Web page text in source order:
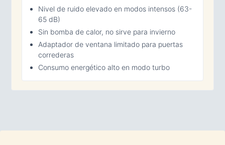
Nivel de ruido elevado en modos intensos (63-
65 dB)
Sin bomba de calor, no sirve para invierno
Adaptador de ventana limitado para puertas
correderas
Consumo energético alto en modo turbo